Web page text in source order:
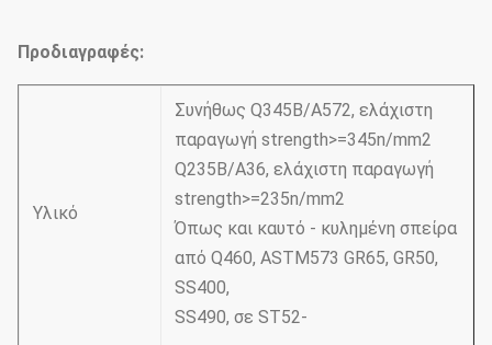
Προδιαγραφές:
Υλικό
Συνήθως Q345B/A572, ελάχιστη
παραγωγή strength>=345n/mm2
Q235B/A36, ελάχιστη παραγωγή
strength>=235n/mm2
Όπως και καυτό - κυλημένη σπείρα
από Q460, ASTM573 GR65, GR50,
SS400,
SS490, σε ST52-